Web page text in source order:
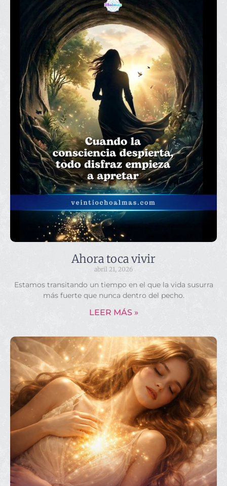
Ahora toca vivir
abril 21, 2026
Estamos transitando un tiempo en el que la vida susurra
más fuerte que nunca dentro del pecho.
LEER MÁS »